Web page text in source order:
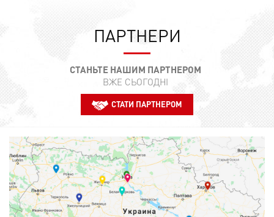
ПАРТНЕРИ
СТАНЬТЕ НАШИМ ПАРТНЕРОМ
ВЖЕ СЬОГОДНІ
СТАТИ ПАРТНЕРОМ